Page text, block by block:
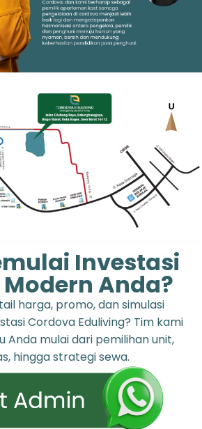
Investasi
Anda?
harga, promo, dan simulasi
Cordova Eduliving? Tim kami
Anda mulai dari pemilihan unit,
hingga strategi sewa.